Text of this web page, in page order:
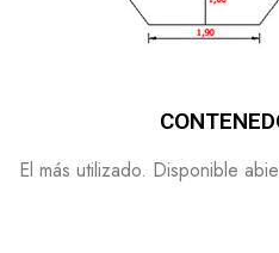
El más utilizado. Disponible